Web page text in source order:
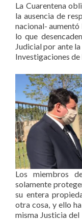
La Cuarentena
la ausencia de
nacional- aumentó
lo que
Judicial por ante
Investigaciones de
Los miembros
solamente
su entera
otra cosa, y ello
misma Justicia del